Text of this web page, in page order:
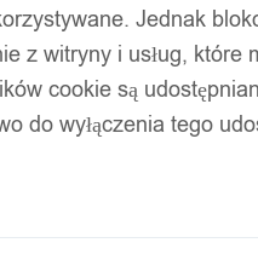
iOS Android
Jednak
z witryny i usług, które
cookie są
do wyłączenia tego